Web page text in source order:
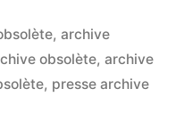
, archive
obsolète, archive
, presse archive